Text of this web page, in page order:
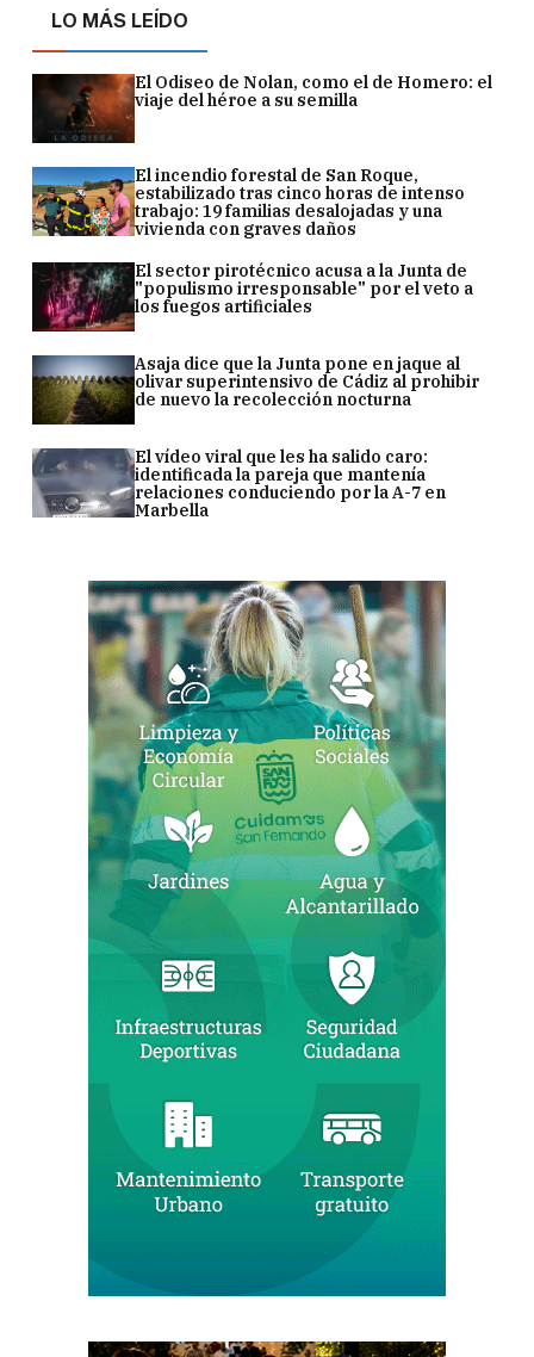
LO MÁS LEÍDO
El Odiseo de Nolan, como el de Homero: el
viaje del héroe a su semilla
El incendio forestal de San Roque,
estabilizado tras cinco horas de intenso
trabajo: 19 familias desalojadas y una
vivienda con graves daños
El sector pirotécnico acusa a la Junta de
"populismo irresponsable" por el veto a
los fuegos artificiales
Asaja dice que la Junta pone en jaque al
olivar superintensivo de Cádiz al prohibir
de nuevo la recolección nocturna
El vídeo viral que les ha salido caro:
identificada la pareja que mantenía
relaciones conduciendo por la A-7 en
Marbella